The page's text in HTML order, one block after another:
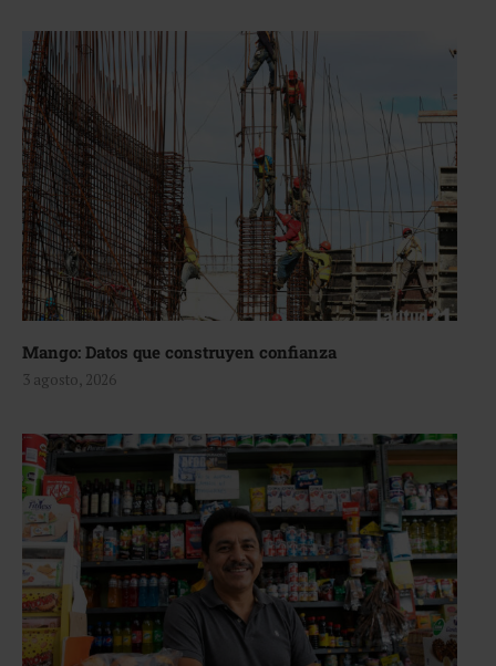
Mango: Datos que construyen confianza
3 agosto, 2026